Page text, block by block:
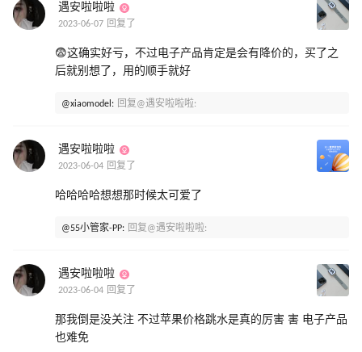
遇安啦啦啦
2023-06-07 回复了
😨这确实好亏，不过电子产品肯定是会有降价的，买了之
后就别想了，用的顺手就好
@xiaomodel: 回复@遇安啦啦啦:
遇安啦啦啦
2023-06-04 回复了
哈哈哈哈想想那时候太可爱了
@55小管家-PP: 回复@遇安啦啦啦:
遇安啦啦啦
2023-06-04 回复了
那我倒是没关注 不过苹果价格跳水是真的厉害 害 电子产品
也难免